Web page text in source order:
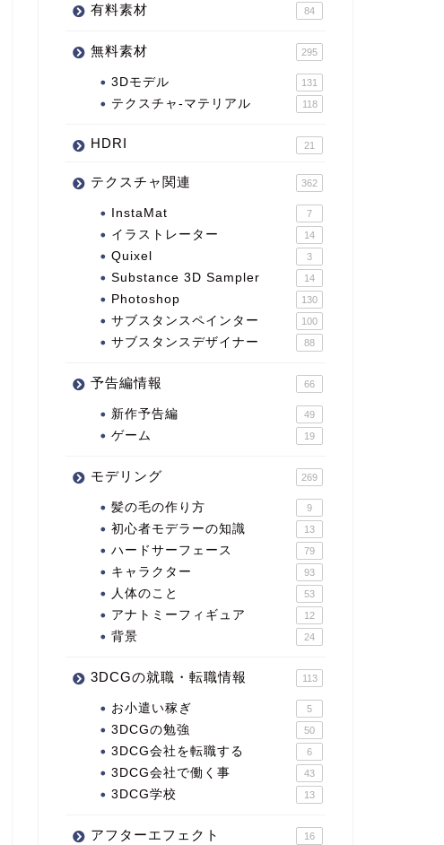
有料素材 84
無料素材 295
3Dモデル 131
テクスチャ-マテリアル 118
HDRI 21
テクスチャ関連 362
InstaMat 7
イラストレーター 14
Quixel 3
Substance 3D Sampler 14
Photoshop 130
サブスタンスペインター 100
サブスタンスデザイナー 88
予告編情報 66
新作予告編 49
ゲーム 19
モデリング 269
髪の毛の作り方 9
初心者モデラーの知識 13
ハードサーフェース 79
キャラクター 93
人体のこと 53
アナトミーフィギュア 12
背景 24
3DCGの就職・転職情報 113
お小遣い稼ぎ 5
3DCGの勉強 50
3DCG会社を転職する 6
3DCG会社で働く事 43
3DCG学校 13
アフターエフェクト 16